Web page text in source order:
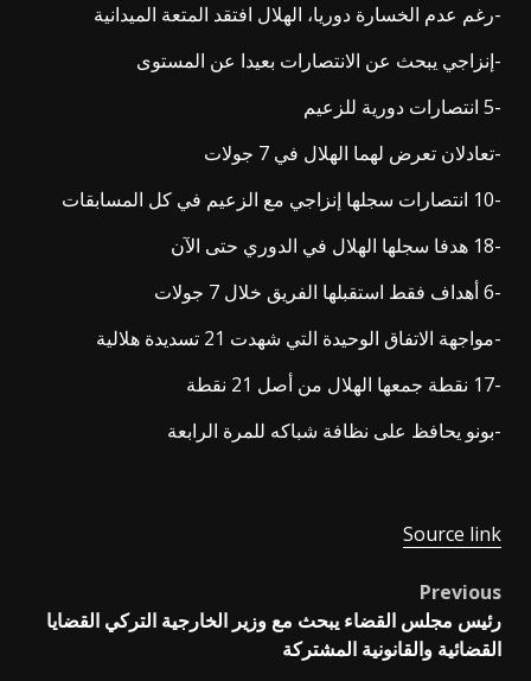
-رغم عدم الخسارة دوريا، الهلال افتقد المتعة الميدانية
-إنزاجي يبحث عن الانتصارات بعيدا عن المستوى
-5 انتصارات دورية للزعيم
-تعادلان تعرض لهما الهلال في 7 جولات
-10 انتصارات سجلها إنزاجي مع الزعيم في كل المسابقات
-18 هدفا سجلها الهلال في الدوري حتى الآن
-6 أهداف فقط استقبلها الفريق خلال 7 جولات
-مواجهة الاتفاق الوحيدة التي شهدت 21 تسديدة هلالية
-17 نقطة جمعها الهلال من أصل 21 نقطة
-بونو يحافظ على نظافة شباكه للمرة الرابعة
Source link
Post
navigation
Previous
رئيس مجلس القضاء يبحث مع وزير الخارجية التركي القضايا
القضائية والقانونية المشتركة